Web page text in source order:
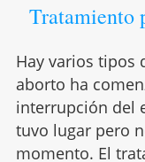
Tratamiento
Hay varios tipos
aborto ha
interrupción del
tuvo lugar pero
momento. El